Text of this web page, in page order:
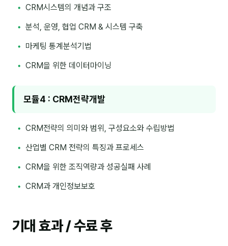
후기
대면교육 후기
담당자·교육생 피드백
AI툴
전체 도구
제안·영업
CRM시스템의 개념과 구조
분석, 운영, 협업 CRM & 시스템 구축
마케팅 통계분석기법
CRM을 위한 데이터마이닝
모듈4 : CRM전략개발
CRM전략의 의미와 범위, 구성요소와 수립방법
산업별 CRM 전략의 특징과 프로세스
CRM을 위한 조직역량과 성공실패 사례
CRM과 개인정보보호
기대 효과 / 수료 후